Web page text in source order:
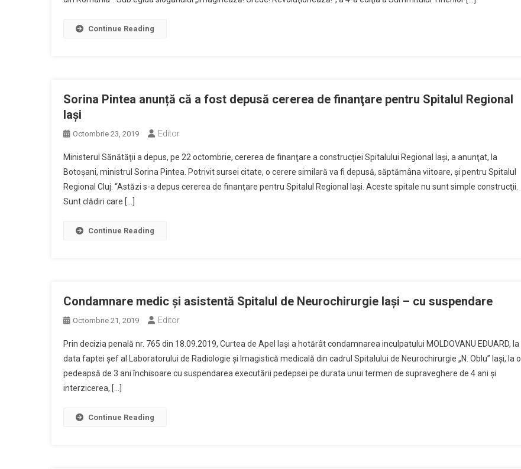
Continue Reading
Sorina Pintea anunță că a fost depusă cererea de finanţare pentru Spitalul Regional
Iaşi
Octombrie 23, 2019 Editor
Ministerul Sănătăţii a depus, pe 22 octombrie, cererea de finanţare a construcţiei Spitalului Regional Iaşi, a anunţat, la
Botoşani, ministrul Sorina Pintea. Potrivit sursei citate, o cerere similară va fi depusă, săptămâna viitoare, şi pentru Spitalul
Regional Cluj. “Astăzi s-a depus cererea de finanţare pentru Spitalul Regional Iaşi. Aceste spitale nu sunt simple construcţii.
Sunt clădiri care […]
Continue Reading
Condamnare medic și asistentă Spitalul de Neurochirurgie Iași – cu suspendare
Octombrie 21, 2019 Editor
Prin decizia penală nr. 765 din 18.09.2019, Curtea de Apel Iași a hotărât condamnarea inculpatului MOLDOVANU EDUARD, la
data faptei șef al Laboratorului de Radiologie și Imagistică medicală din cadrul Spitalului de Neurochirurgie „N. Oblu” Iași, la o
pedeapsă de 3 ani închisoare cu suspendarea executării pedepsei pe durata unui termen de supraveghere de 4 ani și
interzicerea, […]
Continue Reading